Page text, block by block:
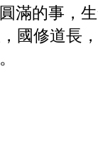
滿的事，
修道長，